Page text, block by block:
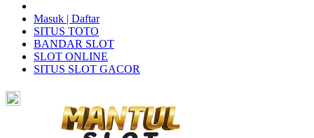
Masuk | Daftar
SITUS TOTO
BANDAR SLOT
SLOT ONLINE
SITUS SLOT GACOR